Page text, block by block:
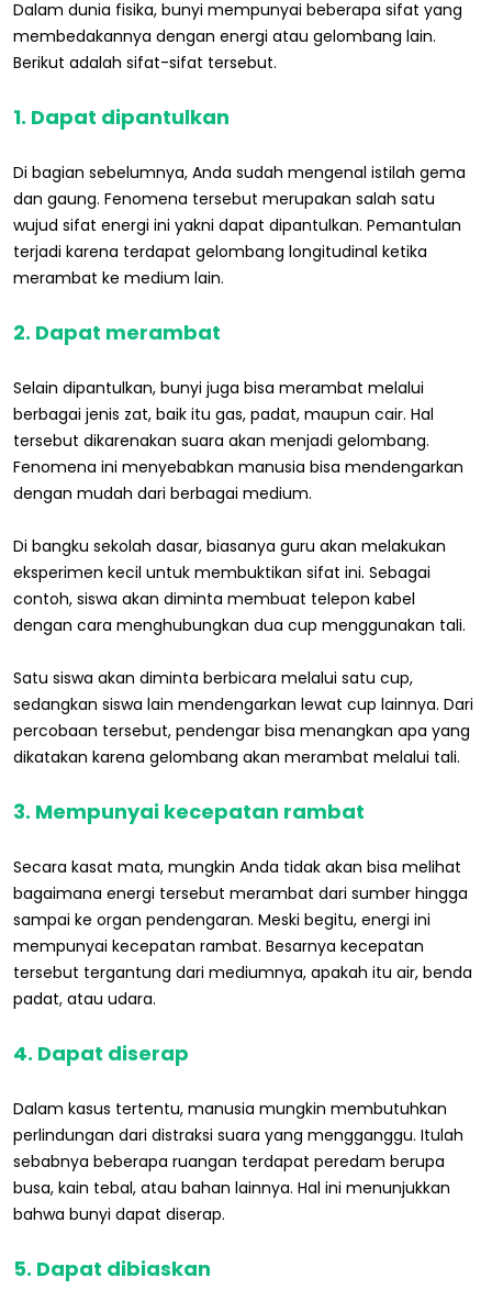
Dalam dunia fisika, bunyi mempunyai beberapa sifat yang
membedakannya dengan energi atau gelombang lain.
Berikut adalah sifat-sifat tersebut.
1. Dapat dipantulkan
Di bagian sebelumnya, Anda sudah mengenal istilah gema
dan gaung. Fenomena tersebut merupakan salah satu
wujud sifat energi ini yakni dapat dipantulkan. Pemantulan
terjadi karena terdapat gelombang longitudinal ketika
merambat ke medium lain.
2. Dapat merambat
Selain dipantulkan, bunyi juga bisa merambat melalui
berbagai jenis zat, baik itu gas, padat, maupun cair. Hal
tersebut dikarenakan suara akan menjadi gelombang.
Fenomena ini menyebabkan manusia bisa mendengarkan
dengan mudah dari berbagai medium.
Di bangku sekolah dasar, biasanya guru akan melakukan
eksperimen kecil untuk membuktikan sifat ini. Sebagai
contoh, siswa akan diminta membuat telepon kabel
dengan cara menghubungkan dua cup menggunakan tali.
Satu siswa akan diminta berbicara melalui satu cup,
sedangkan siswa lain mendengarkan lewat cup lainnya. Dari
percobaan tersebut, pendengar bisa menangkan apa yang
dikatakan karena gelombang akan merambat melalui tali.
3. Mempunyai kecepatan rambat
Secara kasat mata, mungkin Anda tidak akan bisa melihat
bagaimana energi tersebut merambat dari sumber hingga
sampai ke organ pendengaran. Meski begitu, energi ini
mempunyai kecepatan rambat. Besarnya kecepatan
tersebut tergantung dari mediumnya, apakah itu air, benda
padat, atau udara.
4. Dapat diserap
Dalam kasus tertentu, manusia mungkin membutuhkan
perlindungan dari distraksi suara yang mengganggu. Itulah
sebabnya beberapa ruangan terdapat peredam berupa
busa, kain tebal, atau bahan lainnya. Hal ini menunjukkan
bahwa bunyi dapat diserap.
5. Dapat dibiaskan